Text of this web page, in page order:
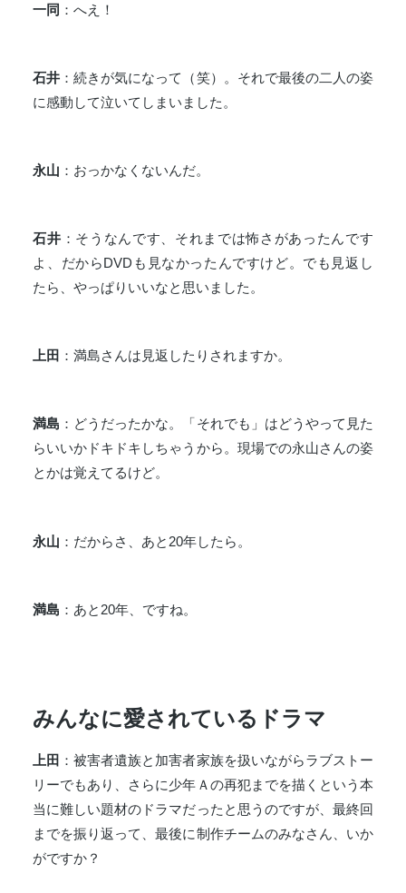
一同 ：へえ！
石井 ：続きが気になって（笑）。それで最後の二人の姿
に感動して泣いてしまいました。
永山 ：おっかなくないんだ。
石井 ：そうなんです、それまでは怖さがあったんです
よ、だからDVDも見なかったんですけど。でも見返し
たら、やっぱりいいなと思いました。
上田 ：満島さんは見返したりされますか。
満島 ：どうだったかな。「それでも」はどうやって見た
らいいかドキドキしちゃうから。現場での永山さんの姿
とかは覚えてるけど。
永山 ：だからさ、あと20年したら。
満島 ：あと20年、ですね。
みんなに愛されているドラマ
上田 ：被害者遺族と加害者家族を扱いながらラブストー
リーでもあり、さらに少年Ａの再犯までを描くという本
当に難しい題材のドラマだったと思うのですが、最終回
までを振り返って、最後に制作チームのみなさん、いか
がですか？